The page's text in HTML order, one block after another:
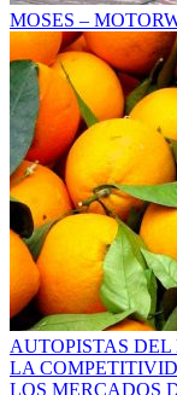
MOSES –
AUTOPISTAS
LA
LOS MERCADOS